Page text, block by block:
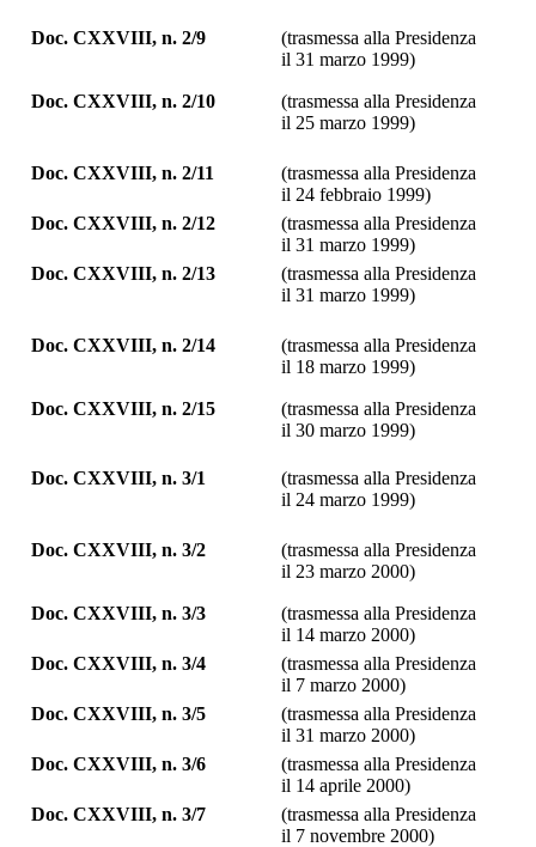
Doc. CXXVIII, n. 2/9
(trasmessa alla Presidenza
il 31 marzo 1999)
Doc. CXXVIII, n. 2/10
(trasmessa alla Presidenza
il 25 marzo 1999)
Doc. CXXVIII, n. 2/11
(trasmessa alla Presidenza
il 24 febbraio 1999)
Doc. CXXVIII, n. 2/12
(trasmessa alla Presidenza
il 31 marzo 1999)
Doc. CXXVIII, n. 2/13
(trasmessa alla Presidenza
il 31 marzo 1999)
Doc. CXXVIII, n. 2/14
(trasmessa alla Presidenza
il 18 marzo 1999)
Doc. CXXVIII, n. 2/15
(trasmessa alla Presidenza
il 30 marzo 1999)
Doc. CXXVIII, n. 3/1
(trasmessa alla Presidenza
il 24 marzo 1999)
Doc. CXXVIII, n. 3/2
(trasmessa alla Presidenza
il 23 marzo 2000)
Doc. CXXVIII, n. 3/3
(trasmessa alla Presidenza
il 14 marzo 2000)
Doc. CXXVIII, n. 3/4
(trasmessa alla Presidenza
il 7 marzo 2000)
Doc. CXXVIII, n. 3/5
(trasmessa alla Presidenza
il 31 marzo 2000)
Doc. CXXVIII, n. 3/6
(trasmessa alla Presidenza
il 14 aprile 2000)
Doc. CXXVIII, n. 3/7
(trasmessa alla Presidenza
il 7 novembre 2000)